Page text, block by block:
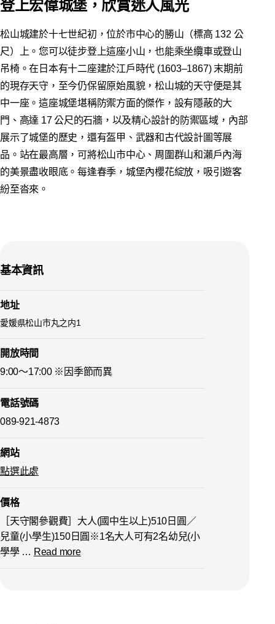
登上宏偉城堡，欣賞迷人風光
松山城建於十七世紀初，位於市中心的勝山（標高 132 公
尺）上。您可以徒步登上這座小山，也能乘坐纜車或登山
吊椅。在日本有十二座建於江戶時代 (1603–1867) 末期前
的現存天守，至今仍保留原始風貌，松山城的天守便是其
中一座。這座城堡堪稱防禦方面的傑作，設有隱蔽的大
門、高達 17 公尺的石牆，以及精心設計的防禦區域，內部
展示了城堡的歷史，還有盔甲、武器和古代設計圖等展
品。站在最高層，可將松山市中心、周圍群山和瀨戶內海
的美景盡收眼底。每逢春季，城堡內櫻花綻放，吸引遊客
紛至沓來。
基本資訊
地址
愛媛県松山市丸之内1
開放時間
9:00～17:00 ※因季節而異
電話號碼
089-921-4873
網站
點選此處
價格
［天守閣參觀費］大人(國中生以上)510日圓／
兒童(小學生)150日圓※1名大人可有2名幼兒(小
學學… Read more